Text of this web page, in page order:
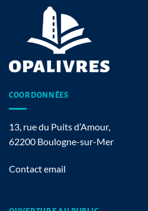
COORDONNÉES
13, rue du Puits d’Amour,
62200 Boulogne-sur-Mer
Contact email